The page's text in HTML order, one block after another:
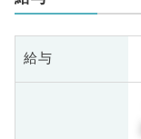
給与